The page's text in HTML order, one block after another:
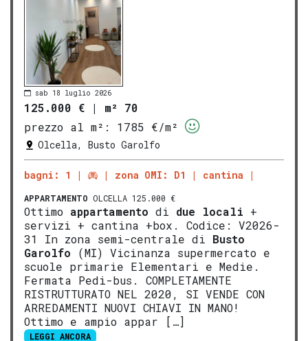
sab 18 luglio 2026
125.000 € | m² 70
prezzo al m²:
1785 €/m²
Olcella, Busto Garolfo
bagni: 1 zona OMI: D1 cantina
APPARTAMENTO OLCELLA 125.000 €
Ottimo appartamento di due locali +
servizi + cantina +box. Codice: V2026-
31 In zona semi-centrale di Busto
Garolfo (MI) Vicinanza supermercato e
scuole primarie Elementari e Medie.
Fermata Pedi-bus. COMPLETAMENTE
RISTRUTTURATO NEL 2020, SI VENDE CON
ARREDAMENTI NUOVI CHIAVI IN MANO!
Ottimo e ampio appar […]
LEGGI ANCORA